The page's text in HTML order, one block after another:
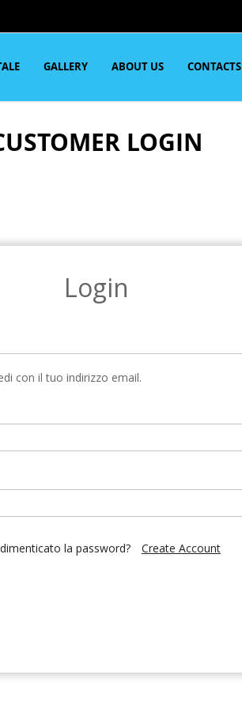
GALLERY ABOUT US CONTACTS
LOGIN
Login
con il tuo indirizzo email.
la password? Create Account